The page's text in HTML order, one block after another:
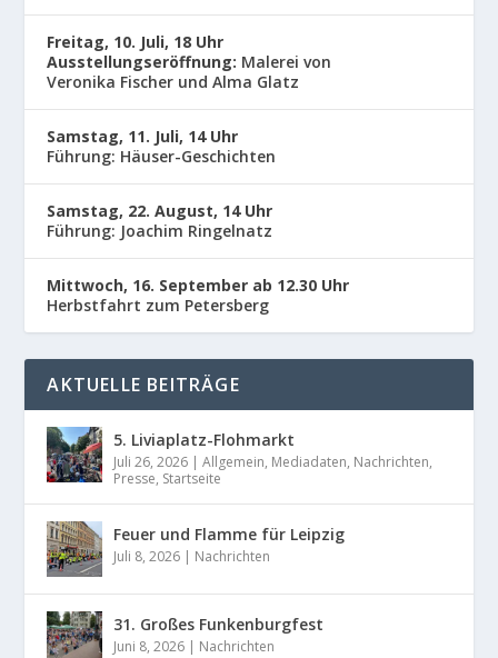
Freitag, 10. Juli, 18 Uhr
Ausstellungseröffnung: Malerei von
Veronika Fischer und Alma Glatz
Samstag, 11. Juli, 14 Uhr
Führung: Häuser-Geschichten
Samstag, 22. August, 14 Uhr
Führung: Joachim Ringelnatz
Mittwoch, 16. September ab 12.30 Uhr
Herbstfahrt zum Petersberg
AKTUELLE BEITRÄGE
5. Liviaplatz-Flohmarkt
Juli 26, 2026 |Allgemein, Mediadaten, Nachrichten,
Presse, Startseite
Feuer und Flamme für Leipzig
Juli 8, 2026 | Nachrichten
31. Großes Funkenburgfest
Juni 8, 2026 | Nachrichten